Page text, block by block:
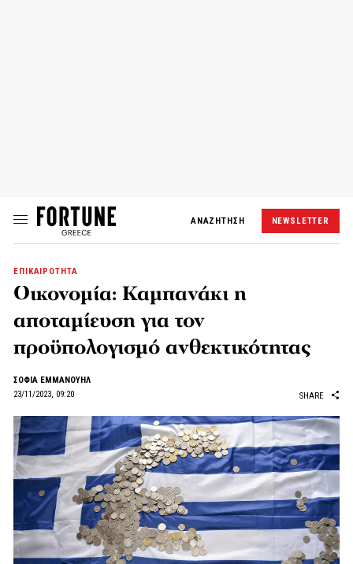
ΑΝΑΖΗΤΗΣΗ NEWSLETTER
ΕΠΙΚΑΙΡΟΤΗΤΑ
Οικονομία: Καμπανάκι η
αποταμίευση για τον
προϋπολογισμό ανθεκτικότητας
ΣΟΦΙΑ ΕΜΜΑΝΟΥΗΛ
23/11/2023, 09:20
SHARE